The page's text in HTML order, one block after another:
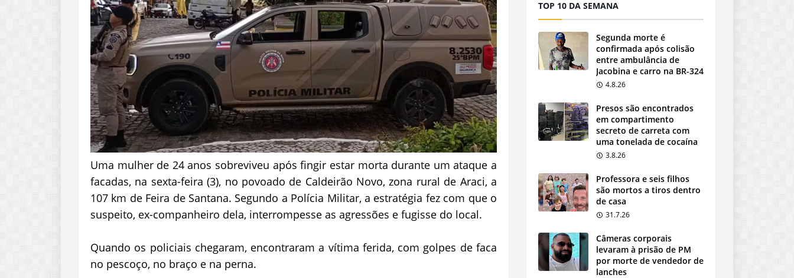
Uma mulher de 24 anos sobreviveu após fingir estar morta durante um ataque a
facadas, na sexta-feira (3), no povoado de Caldeirão Novo, zona rural de Araci, a
107 km de Feira de Santana. Segundo a Polícia Militar, a estratégia fez com que o
suspeito, ex-companheiro dela, interrompesse as agressões e fugisse do local.
Quando os policiais chegaram, encontraram a vítima ferida, com golpes de faca
no pescoço, no braço e na perna.
TOP 10 DA SEMANA
Segunda morte é
confirmada após colisão
entre ambulância de
Jacobina e carro na BR-324
4.8.26
Presos são encontrados
em compartimento
secreto de carreta com
uma tonelada de cocaína
3.8.26
Professora e seis filhos
são mortos a tiros dentro
de casa
31.7.26
Câmeras corporais
levaram à prisão de PM
por morte de vendedor de
lanches